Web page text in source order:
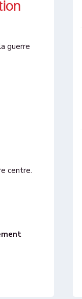
guerre
centre.